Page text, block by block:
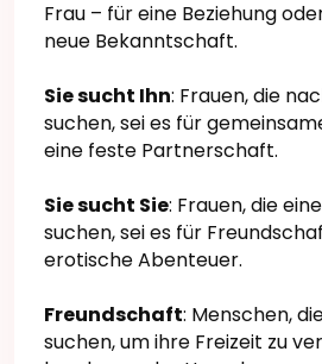
Frau – für eine Beziehung
neue Bekanntschaft.
Sie sucht Ihn: Frauen, die
suchen, sei es für
eine feste Partnerschaft.
Sie sucht Sie: Frauen, die
suchen, sei es für
erotische Abenteuer.
Freundschaft: Menschen,
suchen, um ihre Freizeit zu